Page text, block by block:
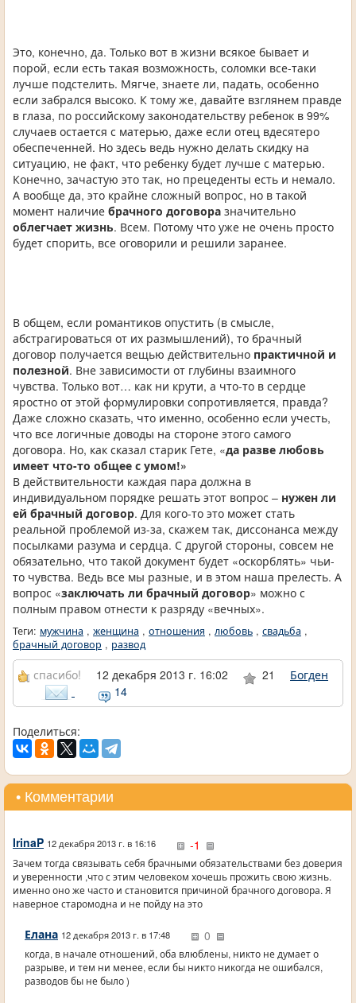
Это, конечно, да. Только вот в жизни всякое бывает и
порой, если есть такая возможность, соломки все-таки
лучше подстелить. Мягче, знаете ли, падать, особенно
если забрался высоко. К тому же, давайте взглянем правде
в глаза, по российскому законодательству ребенок в 99%
случаев остается с матерью, даже если отец вдесятеро
обеспеченней. Но здесь ведь нужно делать скидку на
ситуацию, не факт, что ребенку будет лучше с матерью.
Конечно, зачастую это так, но прецеденты есть и немало.
А вообще да, это крайне сложный вопрос, но в такой
момент наличие брачного договора значительно
облегчает жизнь. Всем. Потому что уже не очень просто
будет спорить, все оговорили и решили заранее.
В общем, если романтиков опустить (в смысле,
абстрагироваться от их размышлений), то брачный
договор получается вещью действительно практичной и
полезной. Вне зависимости от глубины взаимного
чувства. Только вот… как ни крути, а что-то в сердце
яростно от этой формулировки сопротивляется, правда?
Даже сложно сказать, что именно, особенно если учесть,
что все логичные доводы на стороне этого самого
договора. Но, как сказал старик Гете, «да разве любовь
имеет что-то общее с умом!»
В действительности каждая пара должна в
индивидуальном порядке решать этот вопрос – нужен ли
ей брачный договор. Для кого-то это может стать
реальной проблемой из-за, скажем так, диссонанса между
посылками разума и сердца. С другой стороны, совсем не
обязательно, что такой документ будет «оскорблять» чьи-
то чувства. Ведь все мы разные, и в этом наша прелесть. А
вопрос «заключать ли брачный договор» можно с
полным правом отнести к разряду «вечных».
Теги: мужчина , женщина , отношения , любовь , свадьба ,
брачный договор , развод
спасибо! 12 декабря 2013 г. 16:02 21
Богден
14
Поделиться:
• Комментарии
IrinaP 12 декабря 2013 г. в 16:16 -1
Зачем тогда связывать себя брачными обязательствами без доверия
и уверенности ,что с этим человеком хочешь прожить свою жизнь.
именно оно же часто и становится причиной брачного договора. Я
наверное старомодна и не пойду на это
Елана 12 декабря 2013 г. в 17:48 0
когда, в начале отношений, оба влюблены, никто не думает о
разрыве, и тем ни менее, если бы никто никогда не ошибался,
разводов бы не было )